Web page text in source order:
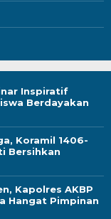
Inspiratif
Berdayakan
Koramil 1406-
Bersihkan
Kapolres AKBP
Hangat Pimpinan